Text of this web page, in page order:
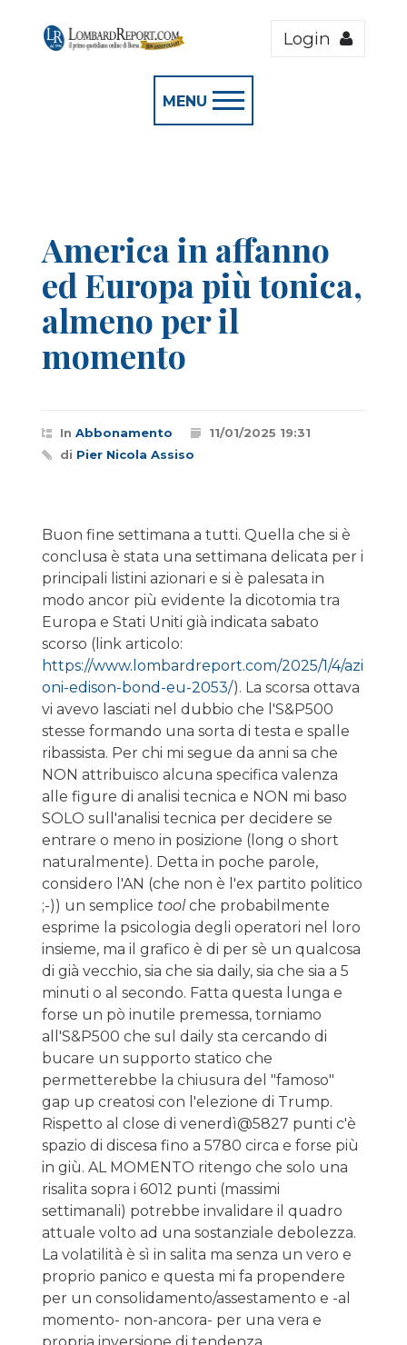
Login
MENU
America in affanno
ed Europa più tonica,
almeno per il
momento
In Abbonamento
11/01/2025 19:31
di Pier Nicola Assiso
Buon fine settimana a tutti. Quella che si è
conclusa è stata una settimana delicata per i
principali listini azionari e si è palesata in
modo ancor più evidente la dicotomia tra
Europa e Stati Uniti già indicata sabato
scorso (link articolo:
https://www.lombardreport.com/2025/1/4/azi
oni-edison-bond-eu-2053/). La scorsa ottava
vi avevo lasciati nel dubbio che l'S&P500
stesse formando una sorta di testa e spalle
ribassista. Per chi mi segue da anni sa che
NON attribuisco alcuna specifica valenza
alle figure di analisi tecnica e NON mi baso
SOLO sull'analisi tecnica per decidere se
entrare o meno in posizione (long o short
naturalmente). Detta in poche parole,
considero l'AN (che non è l'ex partito politico
;-)) un semplice toolche probabilmente
esprime la psicologia degli operatori nel loro
insieme, ma il grafico è di per sè un qualcosa
di già vecchio, sia che sia daily, sia che sia a 5
minuti o al secondo. Fatta questa lunga e
forse un pò inutile premessa, torniamo
all'S&P500 che sul daily sta cercando di
bucare un supporto statico che
permetterebbe la chiusura del "famoso"
gap up creatosi con l'elezione di Trump.
Rispetto al close di venerdì@5827 punti c'è
spazio di discesa fino a 5780 circa e forse più
in giù. AL MOMENTO ritengo che solo una
risalita sopra i 6012 punti (massimi
settimanali) potrebbe invalidare il quadro
attuale volto ad una sostanziale debolezza.
La volatilità è sì in salita ma senza un vero e
proprio panico e questa mi fa propendere
per un consolidamento/assestamento e -al
momento- non-ancora- per una vera e